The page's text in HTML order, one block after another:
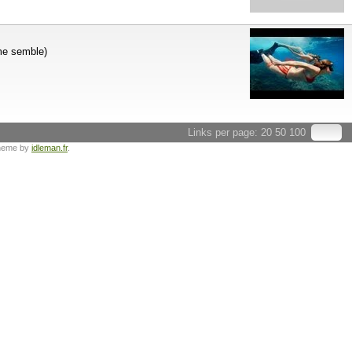
semble)
Links per page: 20 50 100
by idleman.fr.